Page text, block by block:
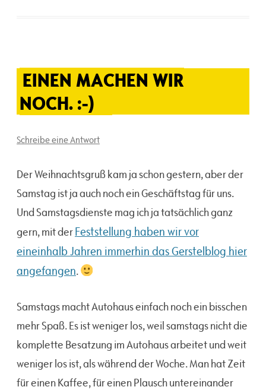
EINEN MACHEN WIR
NOCH. :-)
Schreibe eine Antwort
Der Weihnachtsgruß kam ja schon gestern, aber der
Samstag ist ja auch noch ein Geschäftstag für uns.
Und Samstagsdienste mag ich ja tatsächlich ganz
gern, mit derFeststellung haben wir vor
eineinhalb Jahren immerhin das Gerstelblog hier
angefangen.
Samstags macht Autohaus einfach noch ein bisschen
mehr Spaß. Es ist weniger los, weil samstags nicht die
komplette Besatzung im Autohaus arbeitet und weit
weniger los ist, als während der Woche. Man hat Zeit
für einen Kaffee, für einen Plausch untereinander